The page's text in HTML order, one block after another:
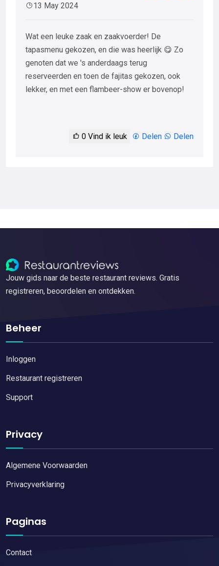
13 May 2024
Wat een leuke zaak en zaakvoerder! De
tapasmenu gekozen, en die was heerlijk 😋 Zo
genoten dat we 's anderdaags terug
reserveerden en toen de fajitas gekozen, ook
lekker, en met een flambeer-show er bovenop!
0 Vind ik leuk Delen Delen
Jouw gids naar de beste restaurant reviews. Gratis
registreren, beoordelen en ontdekken.
Beheer
Inloggen
Restaurant registreren
Support
Privacy
Algemene Voorwaarden
Privacyverklaring
Paginas
Contact